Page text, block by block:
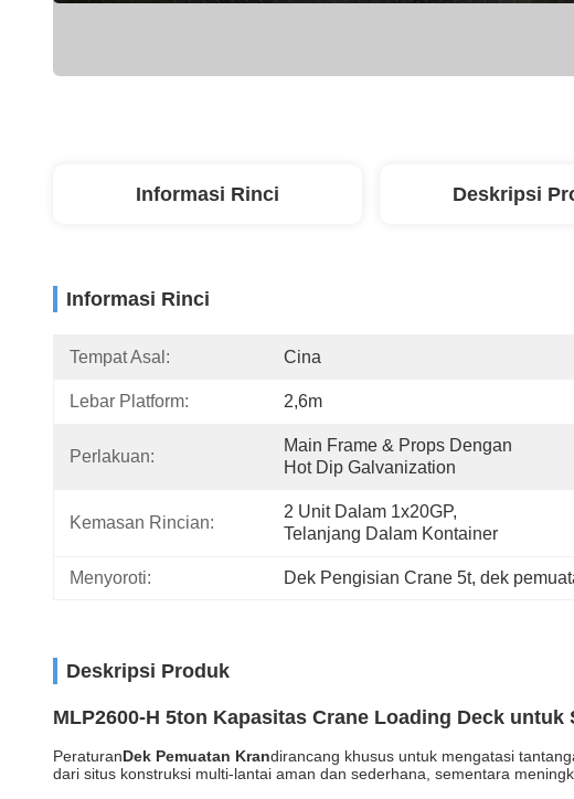
Informasi Rinci Deskripsi
Informasi Rinci
Tempat Asal: Cina
Lebar Platform: 2,6m
Perlakuan:
Main Frame & Props Dengan
Hot Dip Galvanization
Kemasan Rincian:
2 Unit Dalam 1x20GP,
Telanjang Dalam Kontainer
Menyoroti: Dek Pengisian Crane 5t, dek
Deskripsi Produk
MLP2600-H 5ton Kapasitas Crane Loading Deck
PeraturanDek Pemuatan Krandirancang khusus untuk mengatasi
dari situs konstruksi multi-lantai aman dan sederhana, sementara